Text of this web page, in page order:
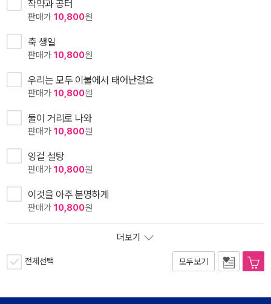
작약과 공터
판매가 10,800원
축 생일
판매가 10,800원
우리는 모두 이불에서 태어난걸요
판매가 10,800원
둘이 거리로 나와
판매가 10,800원
잉걸 설탕
판매가 10,800원
이것을 아주 분명하게
판매가 10,800원
더보기
전체선택 모두보기